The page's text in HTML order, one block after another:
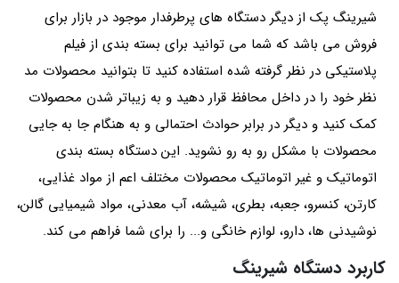
شیرینگ پک از دیگر دستگاه های پرطرفدار موجود در بازار برای
فروش می باشد که شما می توانید برای بسته بندی از فیلم
پلاستیکی در نظر گرفته شده استفاده کنید تا بتوانید محصولات مد
نظر خود را در داخل محافظ قرار دهید و به زیباتر شدن محصولات
کمک کنید و دیگر در برابر حوادث احتمالی و به هنگام جا به جایی
محصولات با مشکل رو به رو نشوید. این دستگاه بسته بندی
اتوماتیک و غیر اتوماتیک محصولات مختلف اعم از مواد غذایی،
کارتن، کنسرو، جعبه، بطری، شیشه، آب معدنی، مواد شیمیایی گالن،
نوشیدنی‌ ها، دارو، لوازم خانگی و... را برای شما فراهم می کند.
کاربرد دستگاه شیرینگ